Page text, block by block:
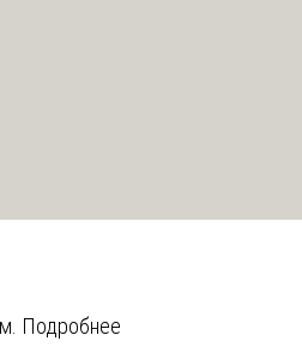
Подробнее